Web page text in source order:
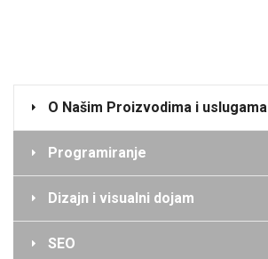
O Našim Proizvodima i uslugama
Programiranje
Dizajn i visualni dojam
SEO